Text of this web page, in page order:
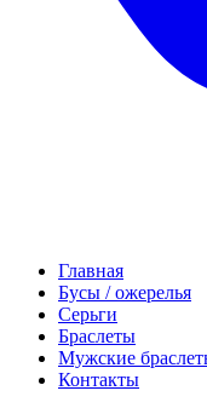
Главная
Бусы / ожерелья
Серьги
Браслеты
Мужские
Контакты